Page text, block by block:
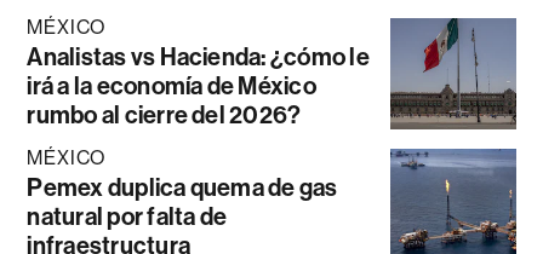
MÉXICO
Analistas vs Hacienda: ¿cómo le
irá a la economía de México
rumbo al cierre del 2026?
MÉXICO
Pemex duplica quema de gas
natural por falta de
infraestructura